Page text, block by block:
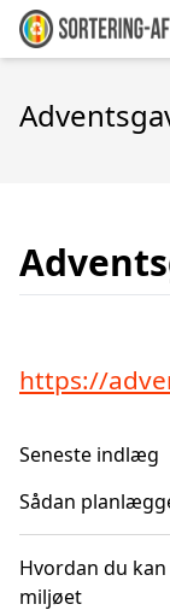
https://
Seneste indlæg
Sådan
Hvordan du
miljøet